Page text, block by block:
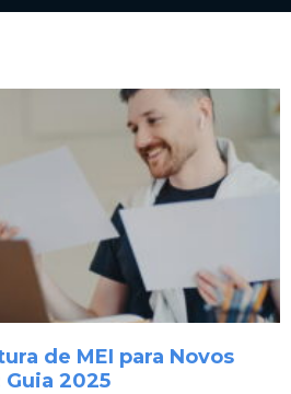
de MEI para Novos
2025